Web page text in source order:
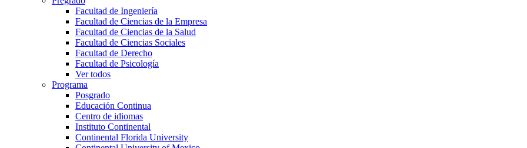
Facultad de Ingeniería
Facultad de Ciencias de la Empresa
Facultad de Ciencias de la Salud
Facultad de Ciencias Sociales
Facultad de Derecho
Facultad de Psicología
Ver todos
Programa
Posgrado
Educación Continua
Centro de idiomas
Instituto Continental
Continental Florida University